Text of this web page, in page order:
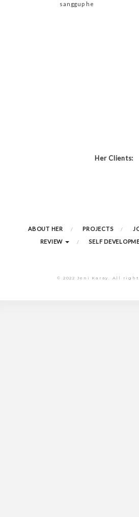
sanggup he
Her Clients:
ABOUT HER PROJECTS
REVIEW
SELF
© 2022 Jeni Karay. All